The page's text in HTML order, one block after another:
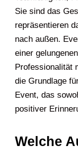
Sie sind das
repräsentieren
nach außen.
einer
Professionalität
die Grundlage
Event, das
positiver
Welche